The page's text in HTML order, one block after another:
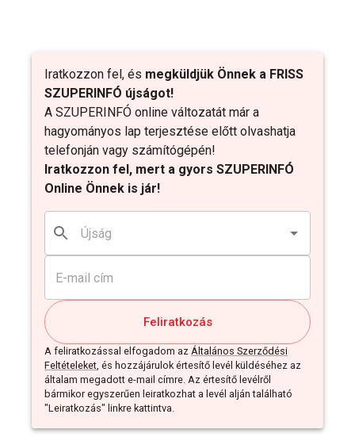
Iratkozzon fel, és megküldjük Önnek a FRISS
SZUPERINFÓ újságot!
A SZUPERINFÓ online változatát már a
hagyományos lap terjesztése előtt olvashatja
telefonján vagy számítógépén!
Iratkozzon fel, mert a gyors SZUPERINFÓ
Online Önnek is jár!
Feliratkozás
A feliratkozással elfogadom az Általános Szerződési
Feltételeket, és hozzájárulok értesítő levél küldéséhez az
általam megadott e-mail címre. Az értesítő levélről
bármikor egyszerűen leiratkozhat a levél alján található
"Leiratkozás" linkre kattintva.